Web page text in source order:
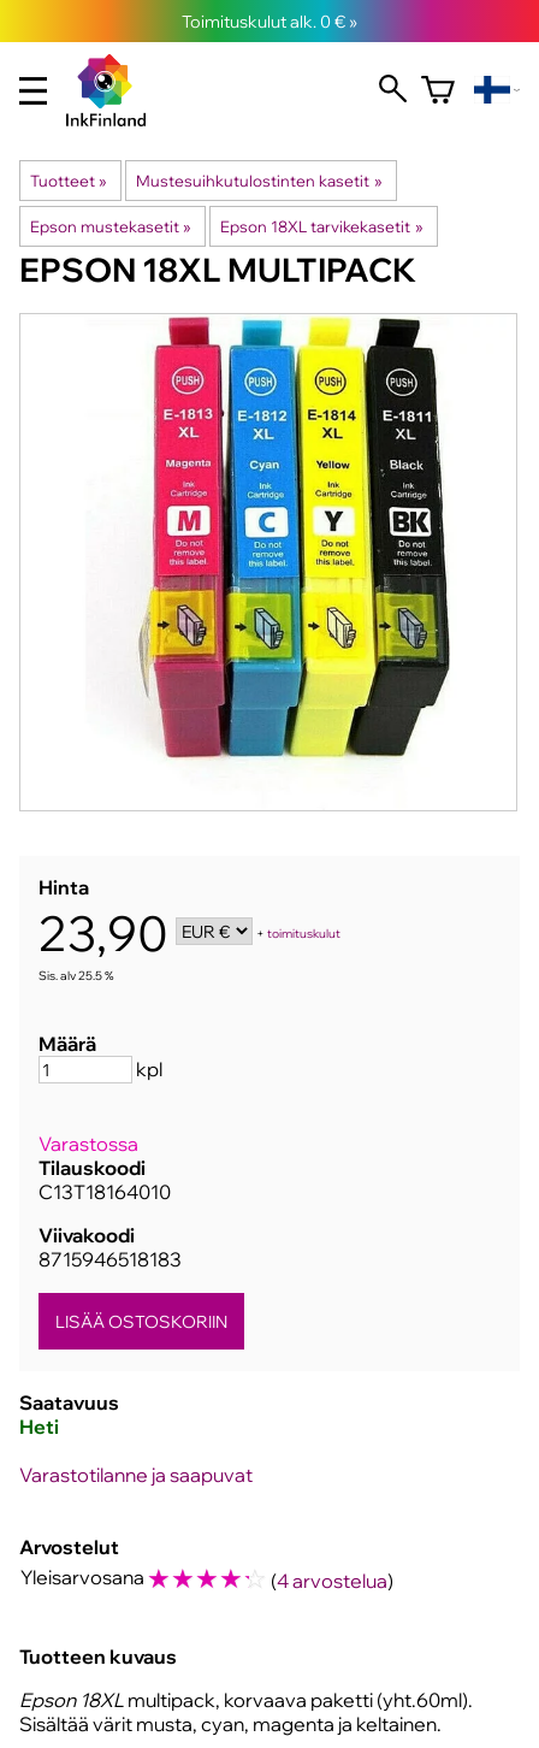
Toimituskulut alk. 0 € »
Tuotteet ‪» Mustesuihkutulostinten kasetit ‪»
Epson mustekasetit ‪» Epson 18XL tarvikekasetit ‪»
EPSON 18XL MULTIPACK
Hinta
23,90 +toimituskulut
Sis. alv 25.5 %
Määrä
kpl
Varastossa
Tilauskoodi
C13T18164010
Viivakoodi
8715946518183
Saatavuus
Heti
Varastotilanne ja saapuvat
Arvostelut
Yleisarvosana ☆☆☆☆☆ (4 arvostelua)
Tuotteen kuvaus
Epson 18XL multipack, korvaava paketti (yht.60ml).
Sisältää värit musta, cyan, magenta ja keltainen.